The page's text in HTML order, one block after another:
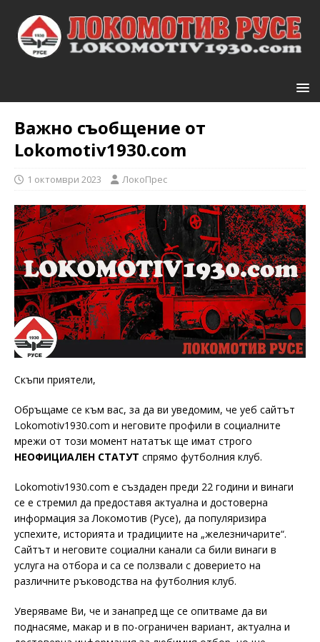
Важно съобщение от
Lokomotiv1930.com
1 октомври 2023 ЛокоПрес
Скъпи приятели,
Обръщаме се към вас, за да ви уведомим, че уеб сайтът
Lokomotiv1930.com и неговите профили в социалните
мрежи от този момент нататък ще имат строго
НЕОФИЦИАЛЕН СТАТУТ спрямо футболния клуб.
Lokomotiv1930.com е създаден преди 22 години и винаги
се е стремил да предоставя актуална и достоверна
информация за Локомотив (Русе), да популяризира
успехите, историята и традициите на „железничарите“.
Сайтът и неговите социални канали са били винаги в
услуга на отбора и са се ползвали с доверието на
различните ръководства на футболния клуб.
Уверяваме Ви, че и занапред ще се опитваме да ви
поднасяме, макар и в по-ограничен вариант, актуална и